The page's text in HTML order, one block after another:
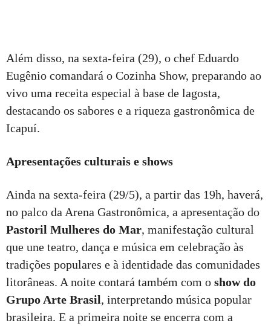
Além disso, na sexta-feira (29), o chef Eduardo
Eugênio comandará o Cozinha Show, preparando ao
vivo uma receita especial à base de lagosta,
destacando os sabores e a riqueza gastronômica de
Icapuí.
Apresentações culturais e shows
Ainda na sexta-feira (29/5), a partir das 19h, haverá,
no palco da Arena Gastronômica, a apresentação do
Pastoril Mulheres do Mar, manifestação cultural
que une teatro, dança e música em celebração às
tradições populares e à identidade das comunidades
litorâneas. A noite contará também com o show do
Grupo Arte Brasil, interpretando música popular
brasileira. E a primeira noite se encerra com a